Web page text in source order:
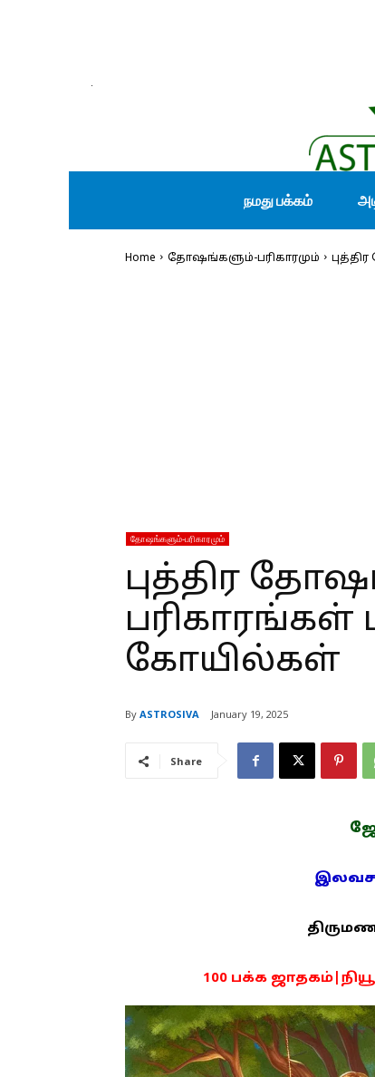
நமது பக்கம்
Home தோஷங்களும்-பரிகாரமும்
தோஷங்களும்-பரிகாரமும்
புத்திர
பரிகாரங்கள்
கோயில்கள்
By ASTROSIVA January 19, 2025
Share
இலவச
100 பக்க